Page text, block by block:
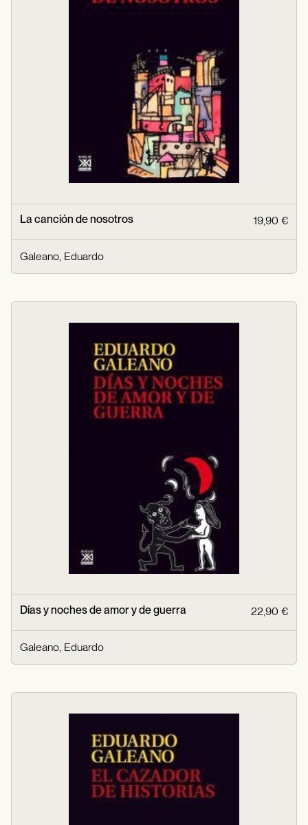
La canción de nosotros 19,90 €
Galeano, Eduardo
Días y noches de amor y de guerra 22,90 €
Galeano, Eduardo